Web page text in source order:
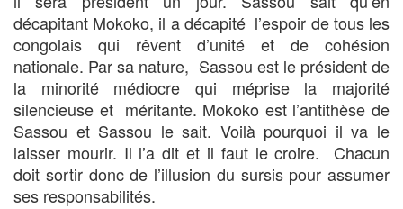
décapitant Mokoko, il a décapité l’espoir de tous les
congolais qui rêvent d’unité et de cohésion
nationale. Par sa nature, Sassou est le président de
la minorité médiocre qui méprise la majorité
silencieuse et méritante. Mokoko est l’antithèse de
Sassou et Sassou le sait. Voilà pourquoi il va le
laisser mourir. Il l’a dit et il faut le croire. Chacun
doit sortir donc de l’illusion du sursis pour assumer
ses responsabilités.